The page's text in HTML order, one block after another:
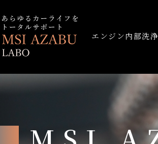
エンジン内部洗浄